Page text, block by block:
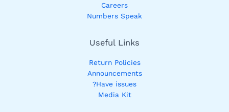
Careers
Numbers Speak
Useful Links
Return Policies
Announcements
Have issues?
Media Kit